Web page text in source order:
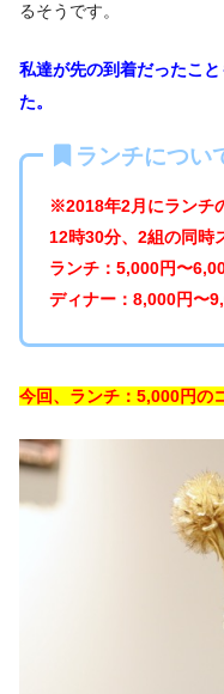
るそうです。
私達が先の到着だったこ
た。
ランチについ
※2018年2月にランチ
12時30分、2組の同時
ランチ：5,000円〜
ディナー：8,000円〜
今回、ランチ：5,000円の